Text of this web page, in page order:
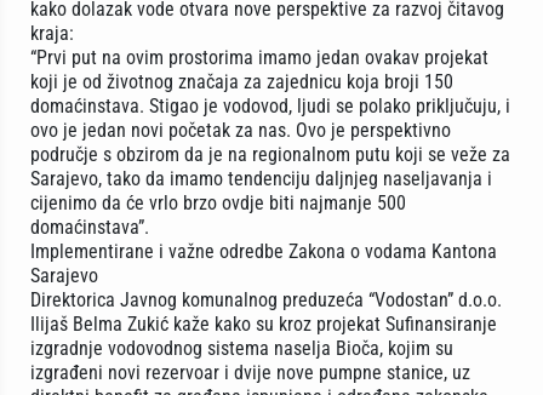
kako dolazak vode otvara nove perspektive za razvoj čitavog
kraja:
“Prvi put na ovim prostorima imamo jedan ovakav projekat
koji je od životnog značaja za zajednicu koja broji 150
domaćinstava. Stigao je vodovod, ljudi se polako priključuju, i
ovo je jedan novi početak za nas. Ovo je perspektivno
područje s obzirom da je na regionalnom putu koji se veže za
Sarajevo, tako da imamo tendenciju daljnjeg naseljavanja i
cijenimo da će vrlo brzo ovdje biti najmanje 500
domaćinstava”.
Implementirane i važne odredbe Zakona o vodama Kantona
Sarajevo
Direktorica Javnog komunalnog preduzeća “Vodostan” d.o.o.
Ilijaš Belma Zukić kaže kako su kroz projekat Sufinansiranje
izgradnje vodovodnog sistema naselja Bioča, kojim su
izgrađeni novi rezervoar i dvije nove pumpne stanice, uz